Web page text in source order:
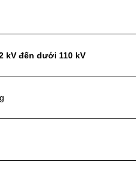
kV đến dưới 110 kV